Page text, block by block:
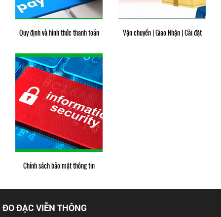
Quy định và hình thức thanh toán Vận chuyển | Giao Nhận | Cài đặt
Chính sách bảo mật thông tin
ĐO ĐẠC VIỄN THÔNG